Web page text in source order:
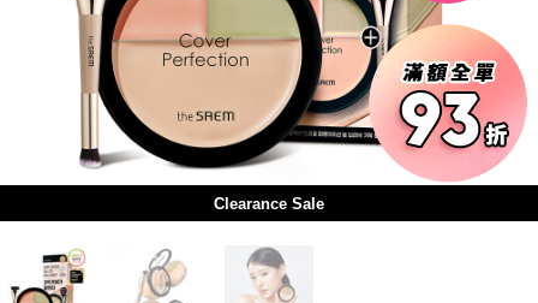
Clearance Sale